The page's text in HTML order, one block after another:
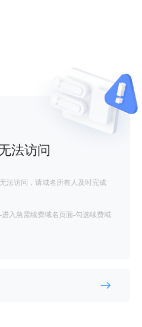
法访问
法访问，请域名所有人及时完成
入急需续费域名页面-勾选续费域